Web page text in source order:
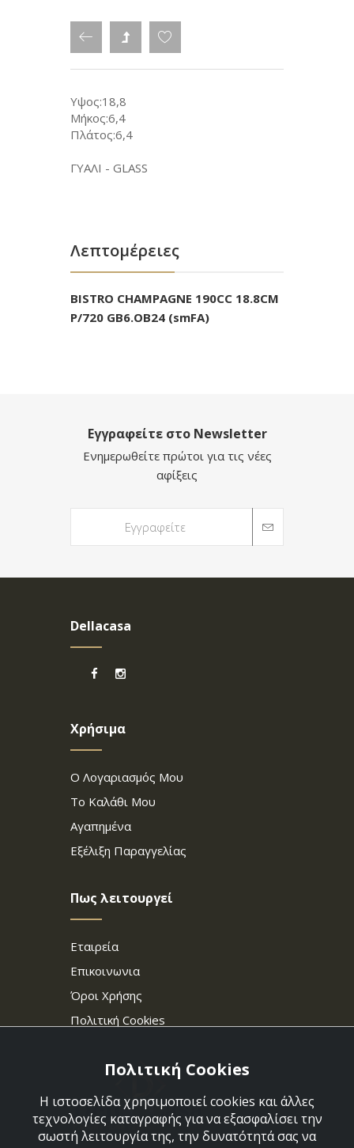
Υψος:18,8
Μήκος:6,4
Πλάτος:6,4
ΓΥΑΛΙ - GLASS
Λεπτομέρειες
BISTRO CHAMPAGNE 190CC 18.8CM
P/720 GB6.OB24 (smFA)
Εγγραφείτε στο Newsletter
Ενημερωθείτε πρώτοι για τις νέες
αφίξεις
Dellacasa
Χρήσιμα
Ο Λογαριασμός Μου
Το Καλάθι Μου
Αγαπημένα
Εξέλιξη Παραγγελίας
Πως λειτουργεί
Εταιρεία
Επικοινωνια
Όροι Χρήσης
Πολιτική Cookies
Πολιτική Cookies
Η ιστοσελίδα χρησιμοποιεί cookies και άλλες
τεχνολογίες καταγραφής για να εξασφαλίσει την
σωστή λειτουργία της, την δυνατότητά σας να